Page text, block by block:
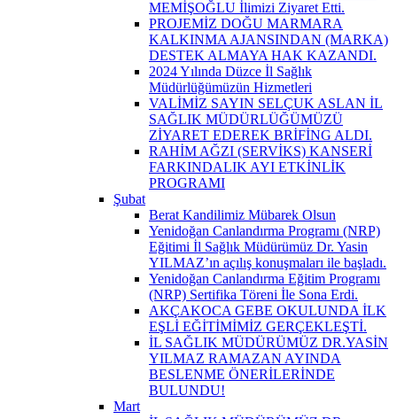
MEMİŞOĞLU İlimizi Ziyaret Etti.
PROJEMİZ DOĞU MARMARA
KALKINMA AJANSINDAN (MARKA)
DESTEK ALMAYA HAK KAZANDI.
2024 Yılında Düzce İl Sağlık
Müdürlüğümüzün Hizmetleri
VALİMİZ SAYIN SELÇUK ASLAN İL
SAĞLIK MÜDÜRLÜĞÜMÜZÜ
ZİYARET EDEREK BRİFİNG ALDI.
RAHİM AĞZI (SERVİKS) KANSERİ
FARKINDALIK AYI ETKİNLİK
PROGRAMI
Şubat
Berat Kandilimiz Mübarek Olsun
Yenidoğan Canlandırma Programı (NRP)
Eğitimi İl Sağlık Müdürümüz Dr. Yasin
YILMAZ’ın açılış konuşmaları ile başladı.
Yenidoğan Canlandırma Eğitim Programı
(NRP) Sertifika Töreni İle Sona Erdi.
AKÇAKOCA GEBE OKULUNDA İLK
EŞLİ EĞİTİMİMİZ GERÇEKLEŞTİ.
İL SAĞLIK MÜDÜRÜMÜZ DR.YASİN
YILMAZ RAMAZAN AYINDA
BESLENME ÖNERİLERİNDE
BULUNDU!
Mart